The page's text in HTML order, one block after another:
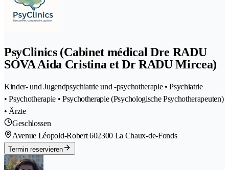
PsyClinics (Cabinet médical Dre RADU
SOVA Aida Cristina et Dr RADU Mircea)
Kinder- und Jugendpsychiatrie und -psychotherapie • Psychiatrie
• Psychotherapie • Psychotherapie (Psychologische Psychotherapeuten)
• Ärzte
Geschlossen
Avenue Léopold-Robert 602300 La Chaux-de-Fonds
Termin reservieren